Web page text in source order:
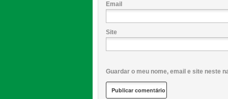
Email
Site
Guardar o meu nome, email e site neste